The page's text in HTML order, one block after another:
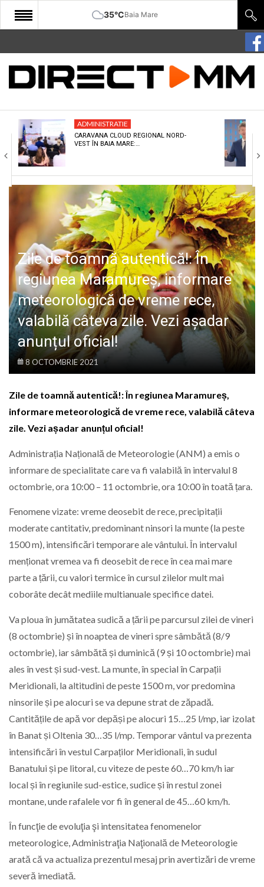
35°CBaia Mare
START
COMUNITATE
CULTURA
ECONOMIE
SANATATE
SPECIAL
POLITIC
LIFE
ADMINISTRATIE
CARAVANA CLOUD REGIONAL NORD-
VEST ÎN BAIA MARE:…
Zile de toamnă autentică!: În
regiunea Maramureș, informare
meteorologică de vreme rece,
valabilă câteva zile. Vezi așadar
anunțul oficial!
8 OCTOMBRIE 2021
Zile de toamnă autentică!: În regiunea Maramureș,
informare meteorologică de vreme rece, valabilă câteva
zile. Vezi așadar anunțul oficial!
Administrația Națională de Meteorologie (ANM) a emis o
informare de specialitate care va fi valabilă în intervalul 8
octombrie, ora 10:00 – 11 octombrie, ora 10:00 în toată țara.
Fenomene vizate: vreme deosebit de rece, precipitații
moderate cantitativ, predominant ninsori la munte (la peste
1500 m), intensificări temporare ale vântului. În intervalul
menționat vremea va fi deosebit de rece în cea mai mare
parte a țării, cu valori termice în cursul zilelor mult mai
coborâte decât mediile multianuale specifice datei.
Va ploua în jumătatea sudică a țării pe parcursul zilei de vineri
(8 octombrie) și în noaptea de vineri spre sâmbătă (8/9
octombrie), iar sâmbătă și duminică (9 și 10 octombrie) mai
ales în vest și sud-vest. La munte, în special în Carpații
Meridionali, la altitudini de peste 1500 m, vor predomina
ninsorile și pe alocuri se va depune strat de zăpadă.
Cantitățile de apă vor depăși pe alocuri 15…25 l/mp, iar izolat
în Banat și Oltenia 30…35 l/mp. Temporar vântul va prezenta
intensificări în vestul Carpaților Meridionali, în sudul
Banatului și pe litoral, cu viteze de peste 60…70 km/h iar
local și în regiunile sud-estice, sudice și în restul zonei
montane, unde rafalele vor fi în general de 45…60 km/h.
În funcţie de evoluţia şi intensitatea fenomenelor
meteorologice, Administraţia Naţională de Meteorologie
arată că va actualiza prezentul mesaj prin avertizări de vreme
severă imediată.